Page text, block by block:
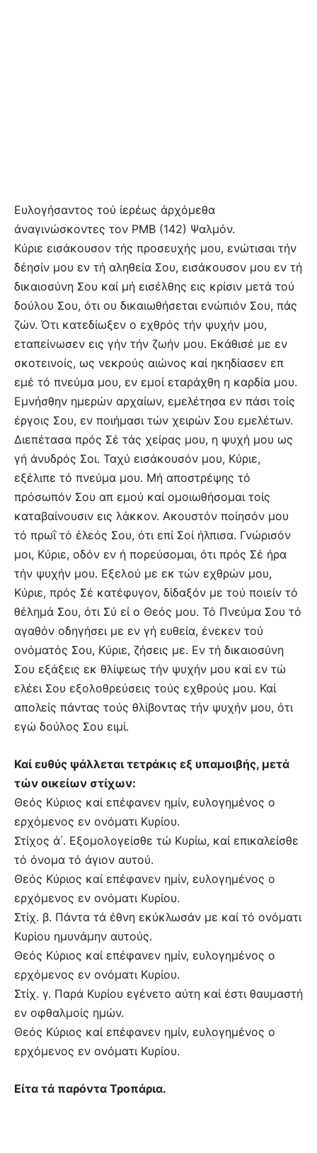
Ευλογήσαντος τού ίερέως άρχόμεθα
άναγινώσκοντες τον ΡΜΒ (142) Ψαλμόν.
Κύριε εισάκουσον τής προσευχής μου, ενώτισαι τήν
δέησίν μου εν τή αληθεία Σου, εισάκουσον μου εν τή
δικαιοσύνη Σου καί μή εισέλθης εις κρίσιν μετά τού
δούλου Σου, ότι ου δικαιωθήσεται ενώπιόν Σου, πάς
ζών. Ότι κατεδίωξεν ο εχθρός τήν ψυχήν μου,
εταπείνωσεν εις γήν τήν ζωήν μου. Εκάθισέ με εν
σκοτεινοίς, ως νεκρούς αιώνος καί ηκηδίασεν επ
εμέ τό πνεύμα μου, εν εμοί εταράχθη η καρδία μου.
Εμνήσθην ημερών αρχαίων, εμελέτησα εν πάσι τοίς
έργοις Σου, εν ποιήμασι τών χειρών Σου εμελέτων.
Διεπέτασα πρός Σέ τάς χείρας μου, η ψυχή μου ως
γή άνυδρός Σοι. Ταχύ εισάκουσόν μου, Κύριε,
εξέλιπε τό πνεύμα μου. Μή αποστρέψης τό
πρόσωπόν Σου απ εμού καί ομοιωθήσομαι τοίς
καταβαίνουσιν εις λάκκον. Ακουστόν ποίησόν μου
τό πρωΐ τό έλεός Σου, ότι επί Σοί ήλπισα. Γνώρισόν
μοι, Κύριε, οδόν εν ή πορεύσομαι, ότι πρός Σέ ήρα
τήν ψυχήν μου. Εξελού με εκ τών εχθρών μου,
Κύριε, πρός Σέ κατέφυγον, δίδαξόν με τού ποιείν τό
θέλημά Σου, ότι Σύ εί ο Θεός μου. Τό Πνεύμα Σου τό
αγαθόν οδηγήσει με εν γή ευθεία, ένεκεν τού
ονόματός Σου, Κύριε, ζήσεις με. Εν τή δικαιοσύνη
Σου εξάξεις εκ θλίψεως τήν ψυχήν μου καί εν τώ
ελέει Σου εξολοθρεύσεις τούς εχθρούς μου. Καί
απολείς πάντας τούς θλίβοντας τήν ψυχήν μου, ότι
εγώ δούλος Σου ειμί.
Καί ευθύς ψάλλεται τετράκις εξ υπαμοιβής, μετά
τών οικείων στίχων:
Θεός Κύριος καί επέφανεν ημίν, ευλογημένος ο
ερχόμενος εν ονόματι Κυρίου.
Στίχος ά΄. Εξομολογείσθε τώ Κυρίω, καί επικαλείσθε
τό όνομα τό άγιον αυτού.
Θεός Κύριος καί επέφανεν ημίν, ευλογημένος ο
ερχόμενος εν ονόματι Κυρίου.
Στίχ. β. Πάντα τά έθνη εκύκλωσάν με καί τό ονόματι
Κυρίου ημυνάμην αυτούς.
Θεός Κύριος καί επέφανεν ημίν, ευλογημένος ο
ερχόμενος εν ονόματι Κυρίου.
Στίχ. γ. Παρά Κυρίου εγένετο αύτη καί έστι θαυμαστή
εν οφθαλμοίς ημών.
Θεός Κύριος καί επέφανεν ημίν, ευλογημένος ο
ερχόμενος εν ονόματι Κυρίου.
Είτα τά παρόντα Τροπάρια.